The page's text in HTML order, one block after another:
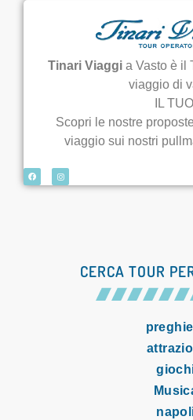
Tinari Viaggia Vasto è il
viaggio di
IL
Scopri le nostre
viaggio sui nostri
CERCA TOUR